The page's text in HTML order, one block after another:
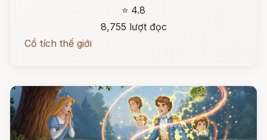
⭐ 4.8
8,755 lượt đọc
Cổ tích thế giới